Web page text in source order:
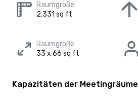
Raumgröße
2.331 sq ft
Raumgröße
33 x 66 sq ft
Kapazitäten der Meetingräume